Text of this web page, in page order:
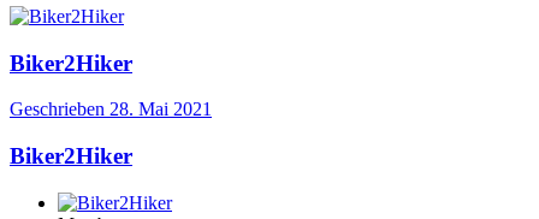
Biker2Hiker
Geschrieben 28. Mai 2021
Biker2Hiker